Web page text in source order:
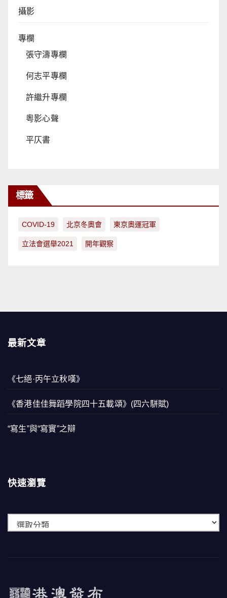
攝影
專欄
張守濤專欄
何志平專欄
許繼升專欄
粵影心聲
平仄書
標籤
COVID-19 北京冬奧會 東京奧運冠軍
立法會選舉2021 開年觀察
最新文章
《七絕·丙午立秋嘆》
《香港佳佳舞蹈學院四十五載頌》(四六駢賦)
“寫生”與“寫實”之辯
快速瀏覽